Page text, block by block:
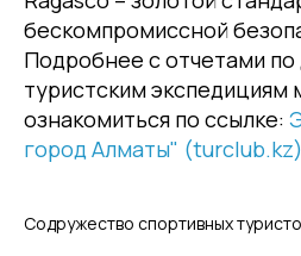
бескомпромиссной
Подробнее с отчетами
туристским экспедициям
ознакомиться по ссылке:
город Алматы" (turclub.kz)
Содружество спортивных